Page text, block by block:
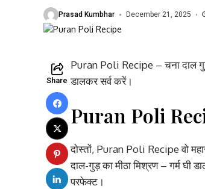
Prasad Kumbhar December 21, 2025
Share
Puran Poli Recipe – चना दाल गुड़
डालकर सर्व करें।
Puran Poli
दोस्तों, Puran Poli Recipe वो
दाल-गुड़ का मीठा मिश्रण – गर्म घी
परफेक्ट।